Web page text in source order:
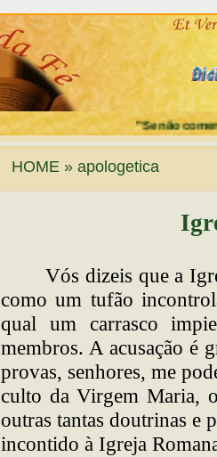
"Se não comerdes
HOME » apologetica
Vós dizeis que a
como um tufão
qual um carrasco
membros. A acusação é
provas, senhores, me
culto da Virgem Maria,
outras tantas doutrinas e
incontido à Igreja